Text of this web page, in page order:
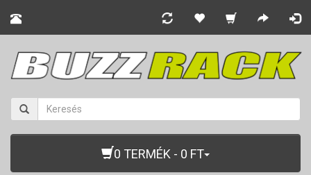
0 TERMÉK - 0 FT